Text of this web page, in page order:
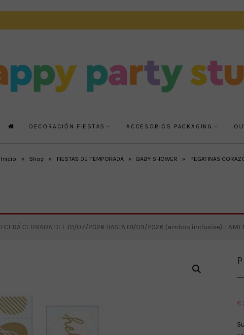
DECORACIÓN FIESTAS ACCESORIOS PACKAGING
» Shop » FIESTAS DE TEMPORADA » BABY SHOWER » PEGATINAS
CERRADA DEL 01/07/2026 HASTA 01/09/2026 (ambos inclusive).
€